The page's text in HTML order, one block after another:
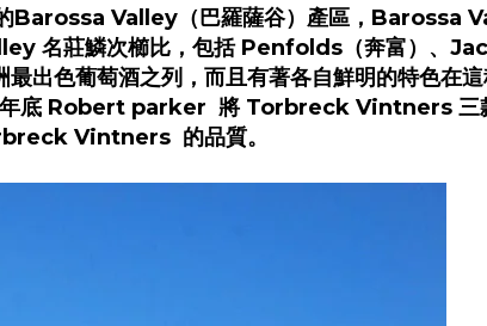
Valley（巴羅薩谷）產區，Barossa
名莊鱗次櫛比，包括 Penfolds（奔富）、
出色葡萄酒之列，而且有著各自鮮明的特色
年底 Robert parker 將 Torbreck Vintners 三
Vintners 的品質。